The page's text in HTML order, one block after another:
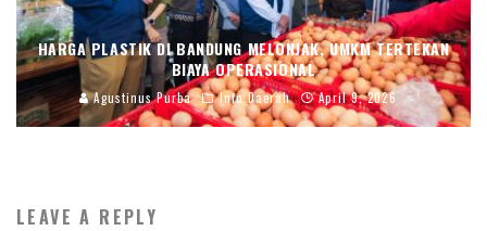
HARGA PLASTIK DI BANDUNG MELONJAK, UMKM TERTEKAN
BIAYA OPERASIONAL
Agustinus Purba Info Daerah April 9, 2026
LEAVE A REPLY